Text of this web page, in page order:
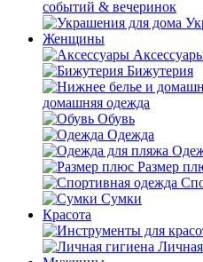
событий & вечеринок
Женщины
Бижутерия
домашняя одежда
Обувь
Одежда
Размер
Сумки
Красота